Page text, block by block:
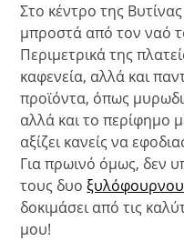
Στο κέντρο της
μπροστά από τον ναό
Περιμετρικά της
καφενεία, αλλά και
προϊόντα, όπως
αλλά και το περίφημο
αξίζει κανείς να
Για πρωινό όμως, δεν
τους δυο
δοκιμάσει από τις
μου!